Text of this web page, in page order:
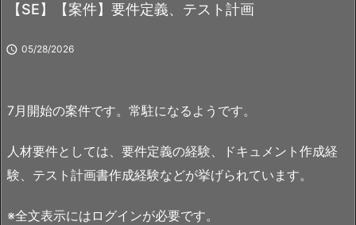
【SE】【案件】要件定義、テスト計画
 05/28/2026
7月開始の案件です。常駐になるようです。
人材要件としては、要件定義の経験、ドキュメント作成経
験、テスト計画書作成経験などが挙げられています。
※全文表示にはログインが必要です。